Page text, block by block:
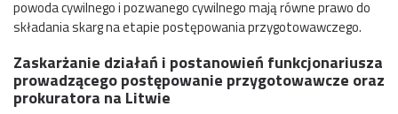
powoda cywilnego i pozwanego cywilnego mają równe prawo do
składania skarg na etapie postępowania przygotowawczego.
Zaskarżanie działań i postanowień funkcjonariusza
prowadzącego postępowanie przygotowawcze oraz
prokuratora na Litwie